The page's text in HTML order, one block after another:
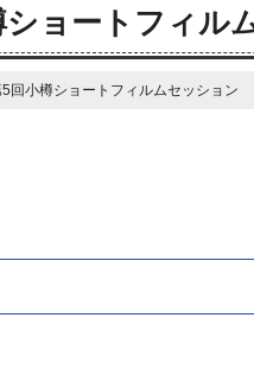
ョートフィル
小樽ショートフィルムセッション